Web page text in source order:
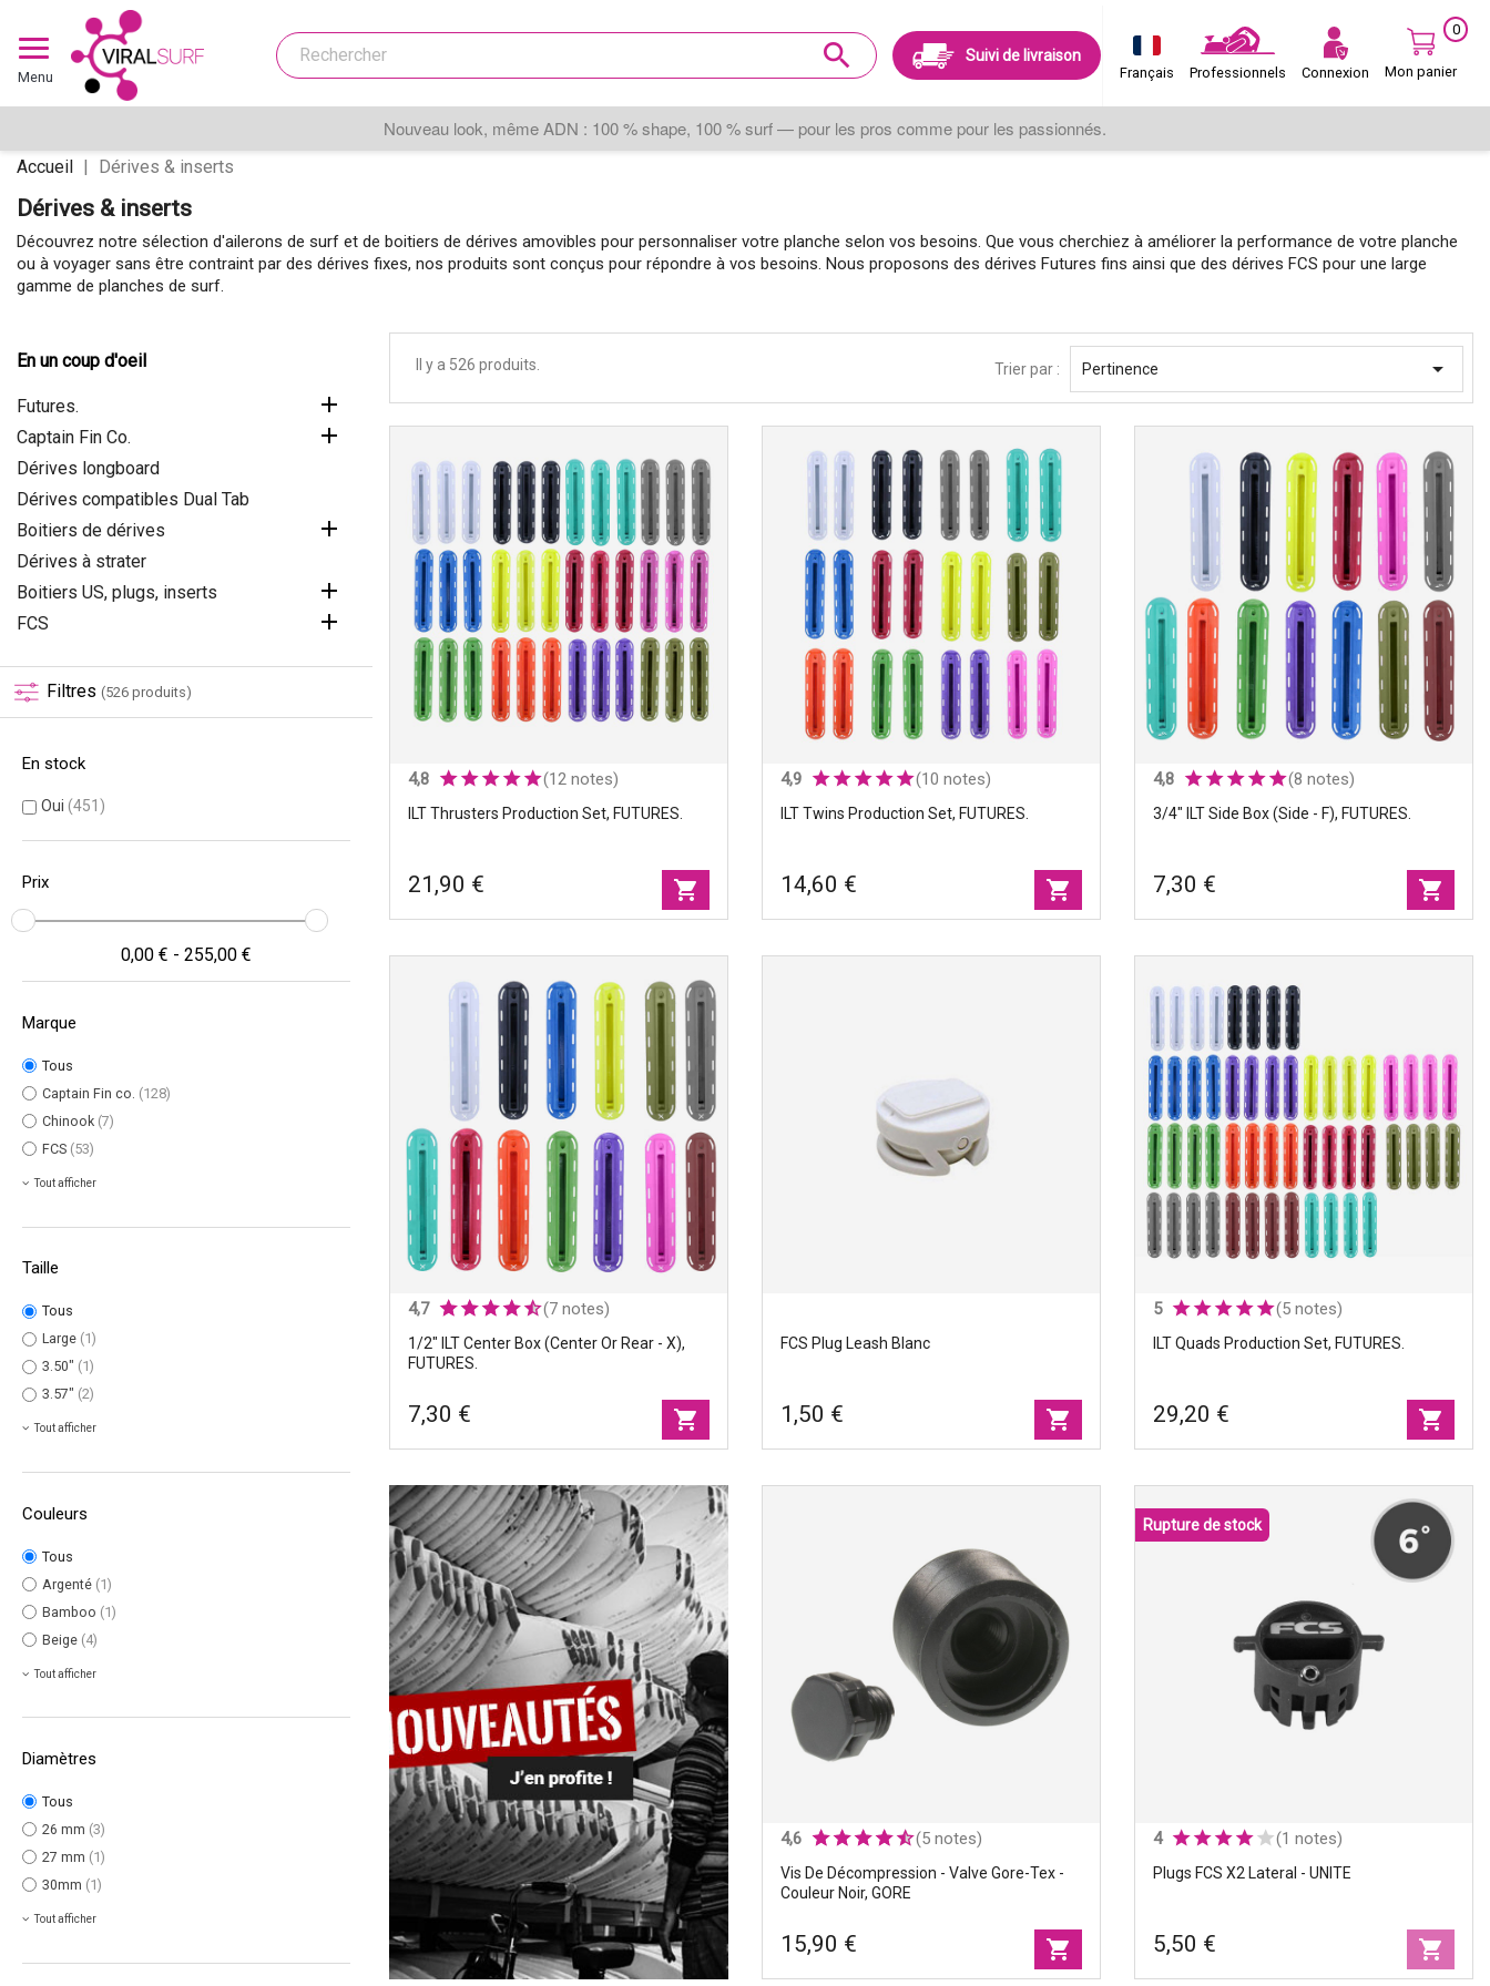
Menu
search Suivi de livraison
Français Professionnels Connexion
0
Mon panier
Nouveau look, même ADN : 100 % shape, 100 % surf — pour les pros comme pour les passionnés.
Accueil Dérives & inserts
Dérives & inserts
Découvrez notre sélection d'ailerons de surf et de boitiers de dérives amovibles pour personnaliser votre planche selon vos besoins. Que vous cherchiez à améliorer la performance de votre planche
ou à voyager sans être contraint par des dérives fixes, nos produits sont conçus pour répondre à vos besoins. Nous proposons des dérives Futures fins ainsi que des dérives FCS pour une large
gamme de planches de surf.
En un coup d'oeil
Futures. 
Captain Fin Co. 
Dérives longboard
Dérives compatibles Dual Tab
Boitiers de dérives

Dérives à strater
Boitiers US, plugs, inserts

FCS 
Filtres (526 produits)
En stock
Oui (451)
Prix
0,00 € - 255,00 €
Marque
Tous
Captain Fin co. (128)
Chinook (7)
FCS (53)
Tout afficher
Taille
Tous
Large (1)
3.50" (1)
3.57" (2)
Tout afficher
Couleurs
Tous
Argenté (1)
Bamboo (1)
Beige (4)
Tout afficher
Diamètres
Tous
26 mm (3)
27 mm (1)
30mm (1)
Tout afficher
Il y a 526 produits. Trier par : Pertinence 
ILT Thrusters
production set,
FUTURES.
Produits|
Boïtiers
de dérives
Thruster
+8
4,8 (12 notes)
ILT Thrusters Production Set, FUTURES.
21,90 € shopping_cart
Boïtiers
4,9 (10 notes)
ILT Twins Production Set, FUTURES.
14,60 € shopping_cart
3/4" ILT Side Box
(side - F), FUTURES.
Produits|Boïtiers
de dérives
Sets|Unité
+8
4,8 (8 notes)
3/4" ILT Side Box (side - F), FUTURES.
7,30 € shopping_cart
1/2" ILT Center Box
(center or rear - X),
FUTURES.
Produits|Boïtiers de
dérives
Sets|Unité
+8
4,7 (7 notes)
1/2" ILT Center Box (center Or Rear - X),
FUTURES.
7,30 € shopping_cart
FCS plug leash blanc
Couleurs|Blanc
Diamètres
26 mm
FCS Plug Leash Blanc
1,50 € shopping_cart
Boïtiers
5 (5 notes)
ILT Quads Production Set, FUTURES.
29,20 € shopping_cart
4,6 (5 notes)
Vis De Décompression - Valve Gore-Tex -
Couleur Noir, GORE
15,90 € shopping_cart
4 (1 notes)
Plugs FCS X2 Lateral - UNITE
5,50 € shopping_cart
Rupture de stock